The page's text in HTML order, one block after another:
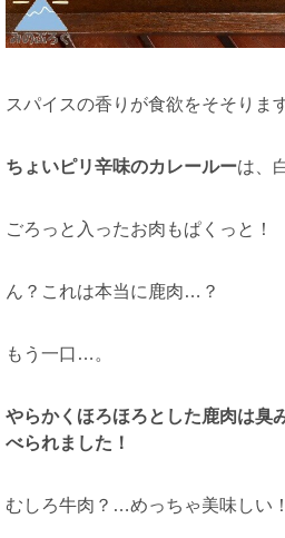
スパイスの香りが食欲をそそりま
ちょいピリ辛味のカレールーは、
ごろっと入ったお肉もぱくっと！
ん？これは本当に鹿肉…？
もう一口…。
やらかくほろほろとした鹿肉は臭
べられました！
むしろ牛肉？…めっちゃ美味しい！